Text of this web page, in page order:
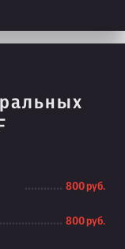
800 руб.
800 руб.